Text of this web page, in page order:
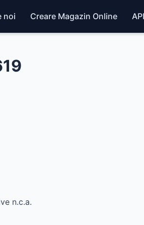
noi Creare Magazin Online
n.c.a.